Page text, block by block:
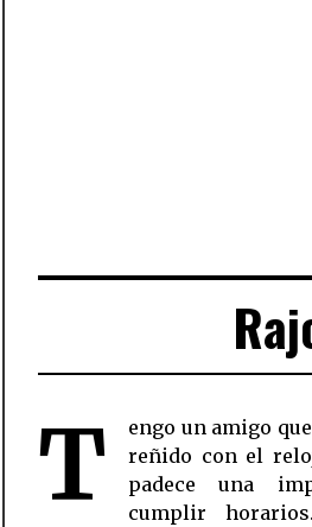
T
engo un amigo
reñido con el reloj, lo que
padece una
cumplir